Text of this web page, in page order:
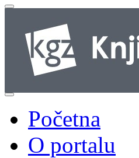
Početna
O portalu